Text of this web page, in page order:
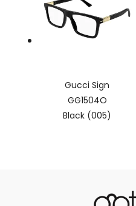
Gucci Sign
GG1504O
Black (005)